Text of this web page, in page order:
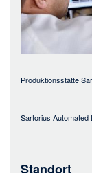
Produktionsstätte
Sartorius Automated
Standort